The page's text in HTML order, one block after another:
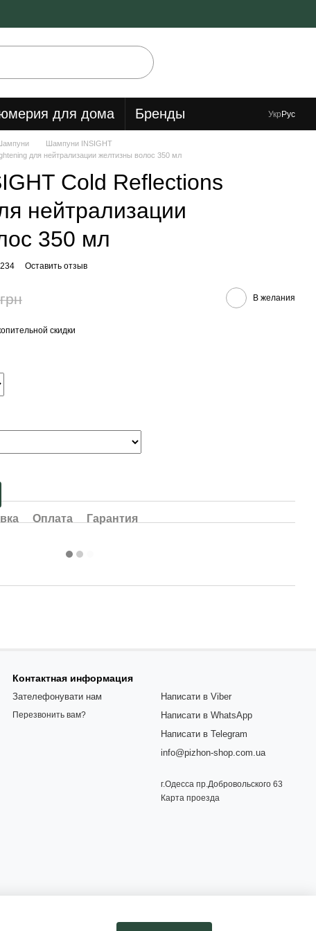
для дома Бренды УкрРус
Шампуни INSIGHT
для нейтрализации желтизны волос 350 мл
Cold Reflections
нейтрализации
350 мл
Оставить отзыв
В желания
скидки
Оплата Гарантия
Контактная информация
Зателефонувати нам
Перезвонить вам?
Написати в Viber
Написати в WhatsApp
Написати в Telegram
info@pizhon-shop.com.ua
г.Одесса пр.Добровольского 63
Карта проезда